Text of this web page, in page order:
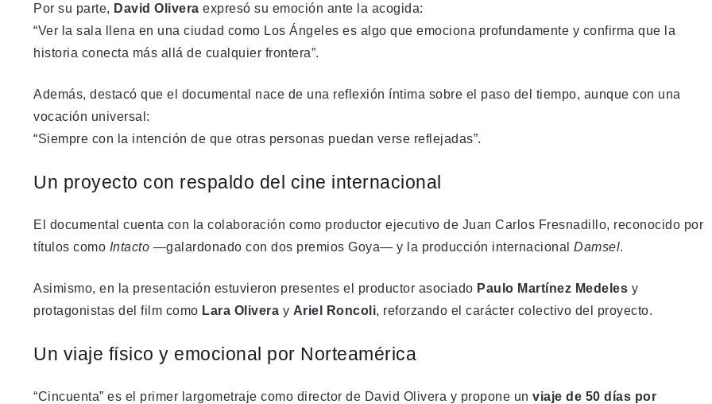
Por su parte, David Olivera expresó su emoción ante la acogida:
“Ver la sala llena en una ciudad como Los Ángeles es algo que emociona profundamente y confirma que la
historia conecta más allá de cualquier frontera”.
Además, destacó que el documental nace de una reflexión íntima sobre el paso del tiempo, aunque con una
vocación universal:
“Siempre con la intención de que otras personas puedan verse reflejadas”.
Un proyecto con respaldo del cine internacional
El documental cuenta con la colaboración como productor ejecutivo de Juan Carlos Fresnadillo, reconocido por
títulos como Intacto —galardonado con dos premios Goya— y la producción internacional Damsel.
Asimismo, en la presentación estuvieron presentes el productor asociado Paulo Martínez Medeles y
protagonistas del film como Lara Olivera y Ariel Roncoli, reforzando el carácter colectivo del proyecto.
Un viaje físico y emocional por Norteamérica
“Cincuenta” es el primer largometraje como director de David Olivera y propone un viaje de 50 días por